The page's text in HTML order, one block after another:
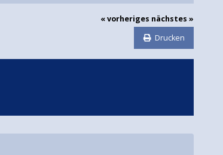
« vorheriges nächstes »
Drucken